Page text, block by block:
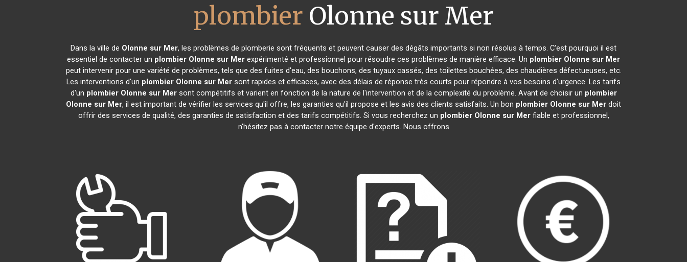
plombier Olonne sur Mer
Dans la ville de Olonne sur Mer, les problèmes de plomberie sont fréquents et peuvent causer des dégâts importants si non résolus à temps. C'est pourquoi il est
essentiel de contacter un plombier Olonne sur Mer expérimenté et professionnel pour résoudre ces problèmes de manière efficace. Un plombier Olonne sur Mer
peut intervenir pour une variété de problèmes, tels que des fuites d'eau, des bouchons, des tuyaux cassés, des toilettes bouchées, des chaudières défectueuses, etc.
Les interventions d'un plombier Olonne sur Mer sont rapides et efficaces, avec des délais de réponse très courts pour répondre à vos besoins d'urgence. Les tarifs
d'un plombier Olonne sur Mersont compétitifs et varient en fonction de la nature de l'intervention et de la complexité du problème. Avant de choisir un plombier
Olonne sur Mer, il est important de vérifier les services qu'il offre, les garanties qu'il propose et les avis des clients satisfaits. Un bon plombier Olonne sur Mer doit
offrir des services de qualité, des garanties de satisfaction et des tarifs compétitifs. Si vous recherchez un plombier Olonne sur Merfiable et professionnel,
n'hésitez pas à contacter notre équipe d'experts. Nous offrons